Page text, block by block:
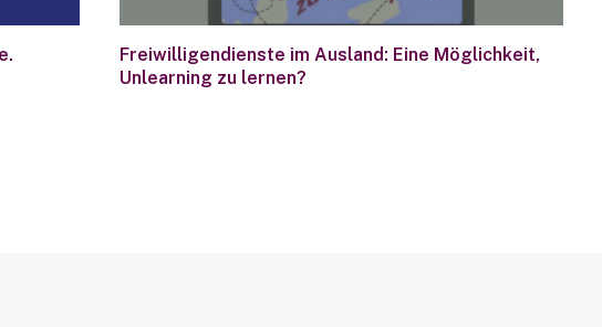
Freiwilligendienste im Ausland: Eine Möglichkeit,
Unlearning zu lernen?